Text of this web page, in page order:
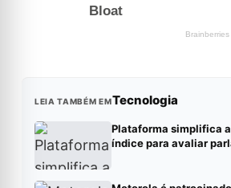
LEIA TAMBÉM EMTecnologia
Plataforma simplifica
índice para avaliar